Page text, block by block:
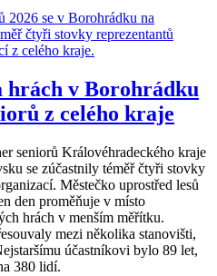
hrách v Borohrádku
z celého kraje
seniorů Královéhradeckého kraje
se zúčastnily téměř čtyři stovky
Městečko uprostřed lesů
den proměňuje v místo
hrách v menším měřítku.
mezi několika stanovišti,
účastníkovi bylo 89 let,
380 lidí.